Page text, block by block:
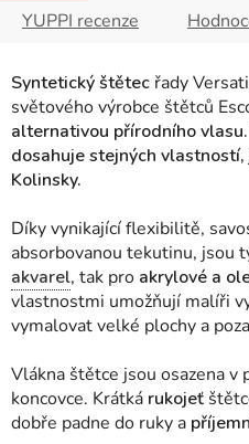
YUPPI recenze
Syntetický štětec řady
světového výrobce štětců
alternativou přírodního vlasu.
dosahuje stejných
Kolinsky.
Díky vynikající flexibilitě,
absorbovanou tekutinu, jsou
akvarel, tak pro akrylové a
vlastnostmi umožňují malíři
vymalovat velké plochy a
Vlákna štětce jsou osazena v
koncovce. Krátká rukojeť
dobře padne do ruky a